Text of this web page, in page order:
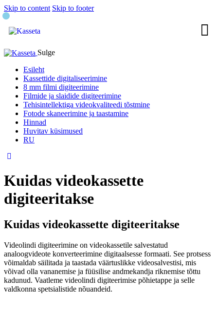
Skip to content Skip to footer
Sulge
Esileht
Kassettide digitaliseerimine
8 mm filmi digiteerimine
Filmide ja slaidide digiteerimine
Tehisintellektiga videokvaliteedi tõstmine
Fotode skaneerimine ja taastamine
Hinnad
Huvitav küsimused
RU
Kuidas videokassette
digiteeritakse
Kuidas videokassette digiteeritakse
Videolindi digiteerimine on videokassetile salvestatud
analoogvideote konverteerimine digitaalsesse formaati. See protsess
võimaldab säilitada ja taastada väärtuslikke videosalvestisi, mis
võivad olla vananemise ja füüsilise andmekandja riknemise tõttu
kadunud. Vaatleme videolindi digiteerimise põhietappe ja selle
valdkonna spetsialistide nõuandeid.